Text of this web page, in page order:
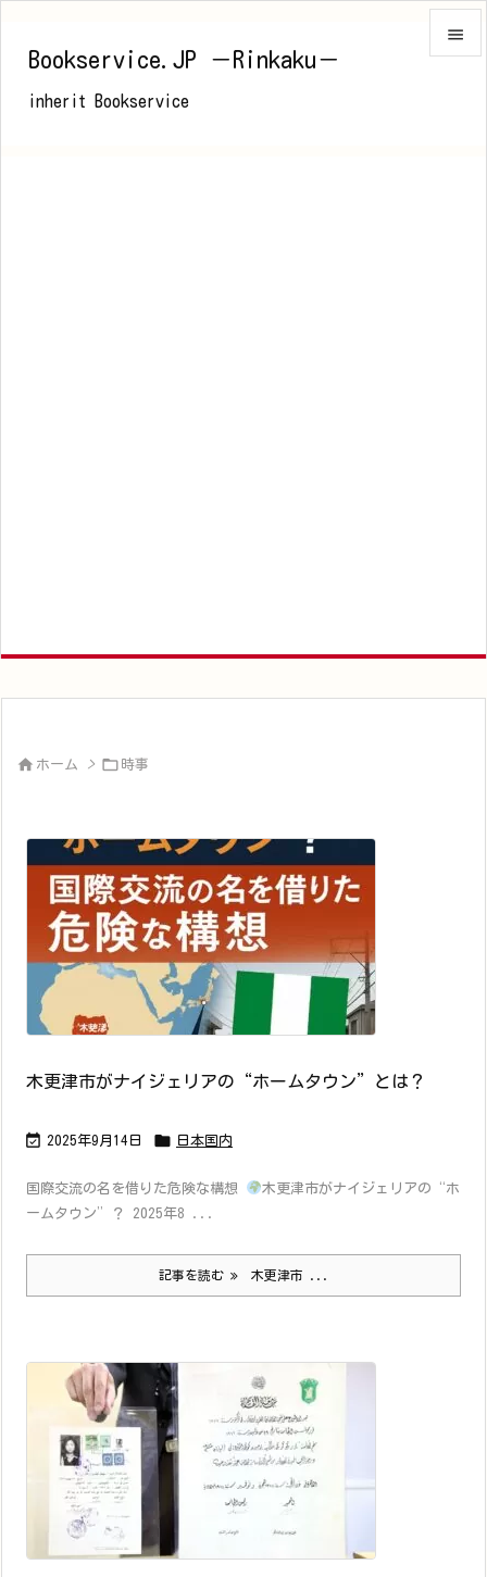
Bookservice.JP －Rinkaku－
inherit Bookservice

 ホーム >  時事
木更津市がナイジェリアの“ホームタウン”とは？
 2025年9月14日  日本国内
国際交流の名を借りた危険な構想
木更津市がナイジェリアの“ホ
ームタウン”？ 2025年8 ...
記事を読む 木更津市 ...